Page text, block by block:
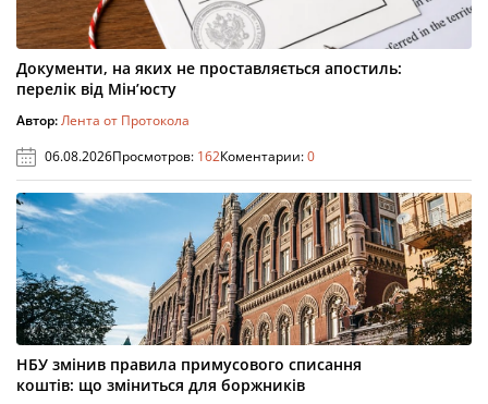
Документи, на яких не проставляється апостиль:
перелік від Мін’юсту
Автор:Лента от Протокола
06.08.2026Просмотров: 162Коментарии:0
НБУ змінив правила примусового списання
коштів: що зміниться для боржників